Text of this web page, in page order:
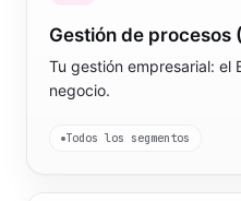
Gestión de procesos
Tu gestión empresarial: el
negocio.
Todos los segmentos